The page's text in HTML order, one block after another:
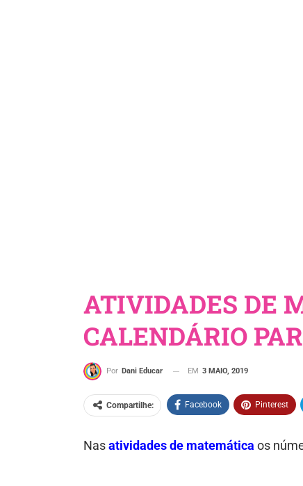
ATIVIDADES DE
CALENDÁRIO
Por Dani Educar EM 3 MAIO, 2019
Compartilhe: Facebook Pinterest
Nasatividades de matemática os